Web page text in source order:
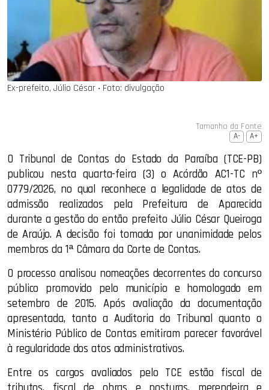
Ex-prefeito, Júlio César ‧ Foto: divulgação
Tamanho da Fonte
A- A+
O Tribunal de Contas do Estado da Paraíba (TCE-PB)
publicou nesta quarta-feira (3) o Acórdão AC1-TC nº
0779/2026, no qual reconhece a legalidade de atos de
admissão realizados pela Prefeitura de Aparecida
durante a gestão do então prefeito Júlio César Queiroga
de Araújo. A decisão foi tomada por unanimidade pelos
membros da 1ª Câmara da Corte de Contas.
O processo analisou nomeações decorrentes do concurso
público promovido pelo município e homologado em
setembro de 2015. Após avaliação da documentação
apresentada, tanto a Auditoria do Tribunal quanto o
Ministério Público de Contas emitiram parecer favorável
à regularidade dos atos administrativos.
Entre os cargos avaliados pelo TCE estão fiscal de